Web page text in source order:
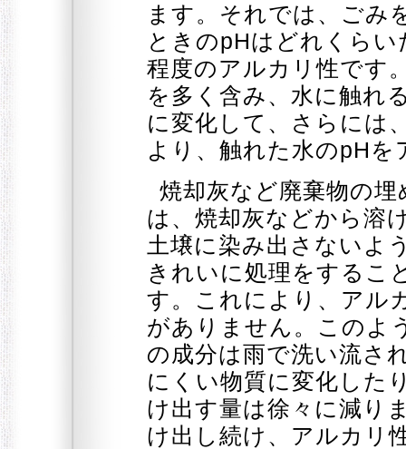
ます。それでは、ごみ
ときのpHはどれくら
程度のアルカリ性です
を多く含み、水に触れ
に変化して、さらには
より、触れた水のpH
焼却灰など廃棄物の
は、焼却灰などから溶
土壌に染み出さないよ
きれいに処理をするこ
す。これにより、アル
がありません。このよ
の成分は雨で洗い流さ
にくい物質に変化した
け出す量は徐々に減り
け出し続け、アルカリ